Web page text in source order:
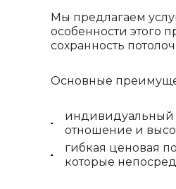
Мы предлагаем
особенности этого
сохранность
Основные
индивидуальный
отношение и
гибкая ценовая
которые